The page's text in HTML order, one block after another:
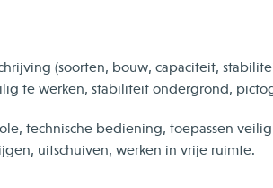
(soorten, bouw, capaciteit,
te werken, stabiliteit ondergrond,
technische bediening, toepassen
uitschuiven, werken in vrije ruimte.